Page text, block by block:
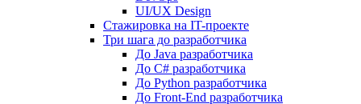
UI/UX Design
Стажировка на IT-проекте
Три шага до разработчика
До Java разработчика
До C# разработчика
До Python разработчика
До Front-End разработчика